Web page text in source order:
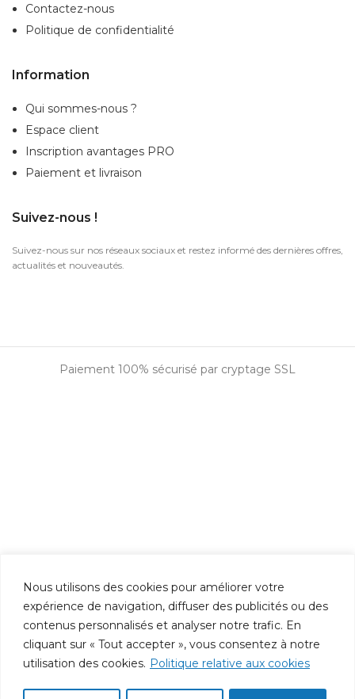
Nous utilisons des cookies pour améliorer votre
expérience de navigation, diffuser des publicités ou des
contenus personnalisés et analyser notre trafic. En
cliquant sur « Tout accepter », vous consentez à notre
utilisation des cookies. Politique relative aux cookies
Contactez-nous
Politique de confidentialité
Information
Qui sommes-nous ?
Espace client
Inscription avantages PRO
Paiement et livraison
Suivez-nous !
Suivez-nous sur nos réseaux sociaux et restez informé des dernières offres,
actualités et nouveautés.
Paiement 100% sécurisé par cryptage SSL